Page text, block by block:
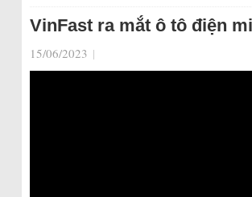
VinFast ra mắt ô tô điện
15/06/2023 |